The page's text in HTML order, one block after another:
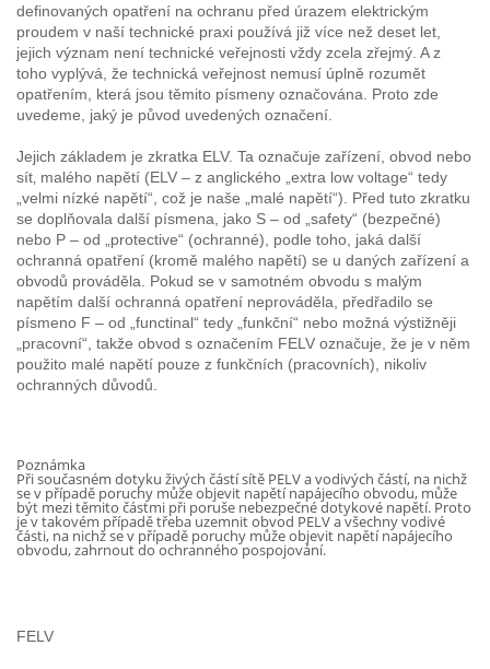
definovaných opatření na ochranu před úrazem elektrickým
proudem v naší technické praxi používá již více než deset let,
jejich význam není technické veřejnosti vždy zcela zřejmý. A z
toho vyplývá, že technická veřejnost nemusí úplně rozumět
opatřením, která jsou těmito písmeny označována. Proto zde
uvedeme, jaký je původ uvedených označení.
Jejich základem je zkratka ELV. Ta označuje zařízení, obvod nebo
sít‚ malého napětí (ELV – z anglického „extra low voltage“ tedy
„velmi nízké napětí“, což je naše „malé napětí“). Před tuto zkratku
se doplňovala další písmena, jako S – od „safety“ (bezpečné)
nebo P – od „protective“ (ochranné), podle toho, jaká další
ochranná opatření (kromě malého napětí) se u daných zařízení a
obvodů prováděla. Pokud se v samotném obvodu s malým
napětím další ochranná opatření neprováděla, předřadilo se
písmeno F – od „functinal“ tedy „funkční“ nebo možná výstižněji
„pracovní“, takže obvod s označením FELV označuje, že je v něm
použito malé napětí pouze z funkčních (pracovních), nikoliv
ochranných důvodů.
Poznámka
Při současném dotyku živých částí sítě PELV a vodivých částí, na nichž
se v případě poruchy může objevit napětínapájecího obvodu, může
být mezi těmito částmi při poruše nebezpečné dotykové napětí. Proto
je v takovém případě třebauzemnitobvod PELV a všechny vodivé
části, na nichž se v případě poruchy může objevit napětínapájecího
obvodu, zahrnout do ochranného pospojování.
FELV